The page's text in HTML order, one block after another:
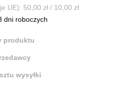
UE): 50,00 zł / 10,00 zł
dni roboczych
produktu
wysyłki